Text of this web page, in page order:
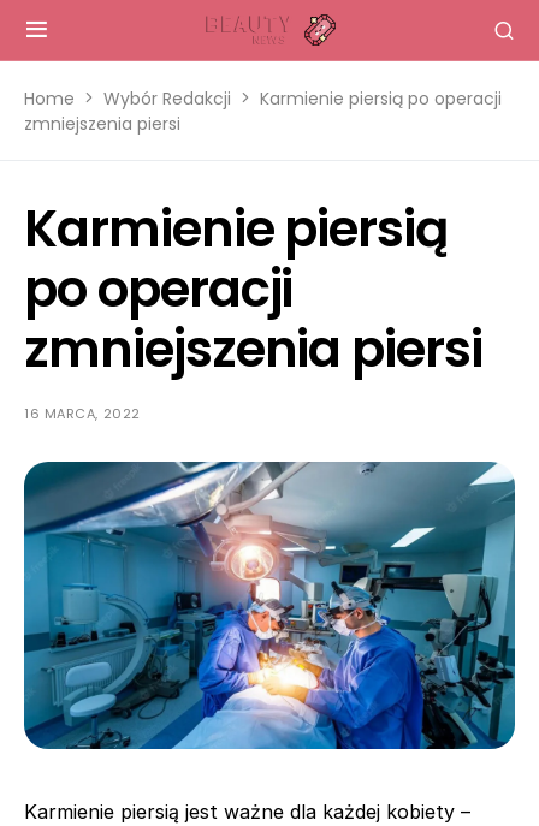
Home Wybór Redakcji
Karmienie piersią po operacji
zmniejszenia piersi
Karmienie piersią
po operacji
zmniejszenia piersi
16 MARCA, 2022
Karmienie piersią jest ważne dla każdej kobiety –